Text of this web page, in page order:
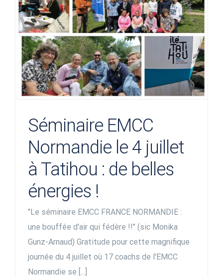
Séminaire EMCC
Normandie le 4 juillet
à Tatihou : de belles
énergies !
"Le séminaire EMCC FRANCE NORMANDIE :
une bouffée d'air qui fédère !!" (sic Monika
Gunz-Arnaud) Gratitude pour cette magnifique
journée du 4 juillet où 17 coachs de l'EMCC
Normandie se [...]